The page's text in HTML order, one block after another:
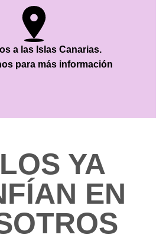
a las Islas Canarias.
para más información
YA
EN